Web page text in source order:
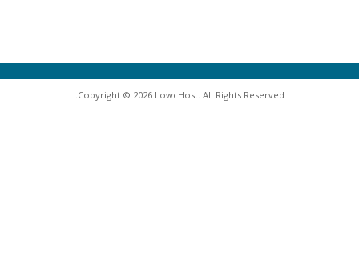
Copyright © 2026 LowcHost. All Rights Reserved.